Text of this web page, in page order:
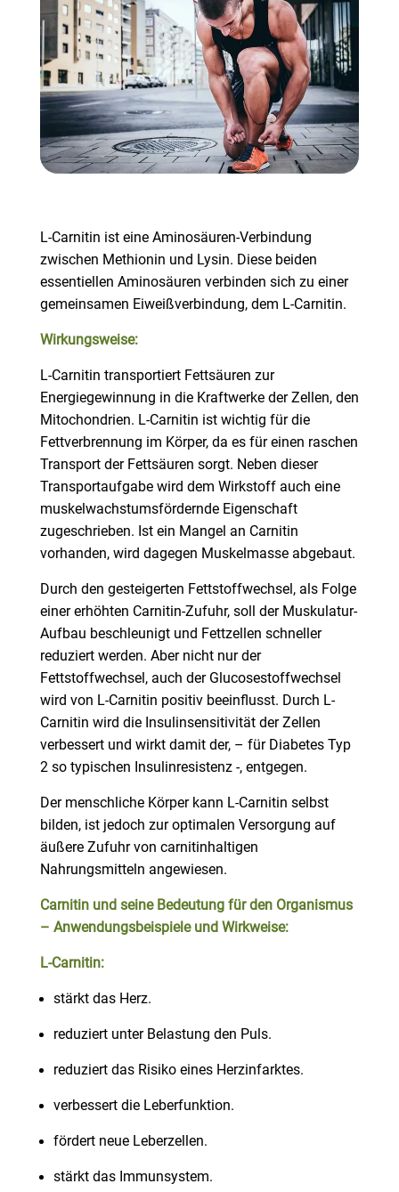
L-Carnitin ist eine Aminosäuren-Verbindung
zwischen Methionin und Lysin. Diese beiden
essentiellen Aminosäuren verbinden sich zu einer
gemeinsamen Eiweißverbindung, dem L-Carnitin.
Wirkungsweise:
L-Carnitin transportiert Fettsäuren zur
Energiegewinnung in die Kraftwerke der Zellen, den
Mitochondrien. L-Carnitin ist wichtig für die
Fettverbrennung im Körper, da es für einen raschen
Transport der Fettsäuren sorgt. Neben dieser
Transportaufgabe wird dem Wirkstoff auch eine
muskelwachstumsfördernde Eigenschaft
zugeschrieben. Ist ein Mangel an Carnitin
vorhanden, wird dagegen Muskelmasse abgebaut.
Durch den gesteigerten Fettstoffwechsel, als Folge
einer erhöhten Carnitin-Zufuhr, soll der Muskulatur-
Aufbau beschleunigt und Fettzellen schneller
reduziert werden. Aber nicht nur der
Fettstoffwechsel, auch der Glucosestoffwechsel
wird von L-Carnitin positiv beeinflusst. Durch L-
Carnitin wird die Insulinsensitivität der Zellen
verbessert und wirkt damit der, – für Diabetes Typ
2 so typischen Insulinresistenz -, entgegen.
Der menschliche Körper kann L-Carnitin selbst
bilden, ist jedoch zur optimalen Versorgung auf
äußere Zufuhr von carnitinhaltigen
Nahrungsmitteln angewiesen.
Carnitin und seine Bedeutungfür den Organismus
– Anwendungsbeispiele und Wirkweise:
L-Carnitin:
stärkt das Herz.
reduziert unter Belastung den Puls.
reduziert das Risiko eines Herzinfarktes.
verbessert die Leberfunktion.
fördert neue Leberzellen.
stärkt das Immunsystem.